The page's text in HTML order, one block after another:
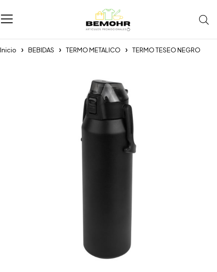
Inicio BEBIDAS TERMO METALICO TERMO TESEO NEGRO